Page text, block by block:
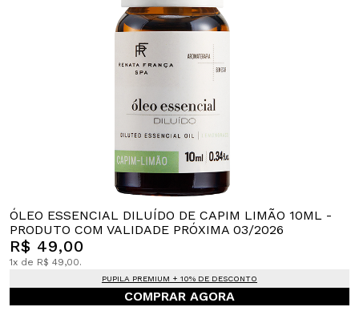
ÓLEO ESSENCIAL DILUÍDO DE CAPIM LIMÃO 10ML -
PRODUTO COM VALIDADE PRÓXIMA 03/2026
R$ 49,00
1x de R$ 49,00.
PUPILA PREMIUM + 10% DE DESCONTO
COMPRAR AGORA